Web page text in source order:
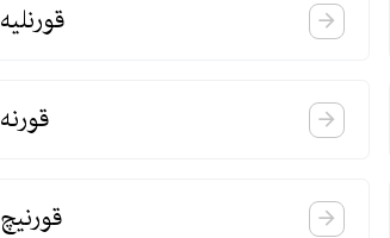
قورنلیه
قورنه
قورنیچ